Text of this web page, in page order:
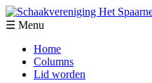
☰ Menu
Home
Columns
Lid worden